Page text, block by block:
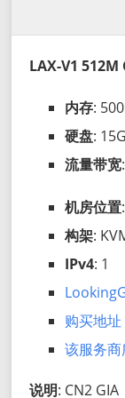
LAX-V1 512M
内存:
硬盘:
流量带宽
机房位置
构架:
IPv4: 1
购买地址
该服务
说明: CN2 GIA